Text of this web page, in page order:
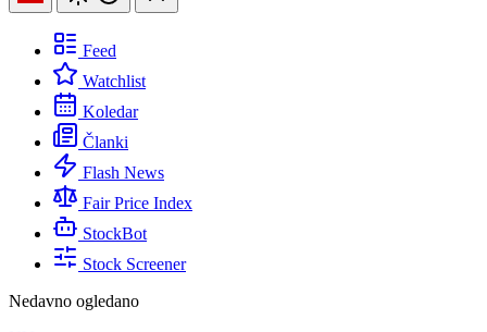
Feed
Watchlist
Koledar
Članki
Flash News
Fair Price Index
StockBot
Stock Screener
Nedavno ogledano